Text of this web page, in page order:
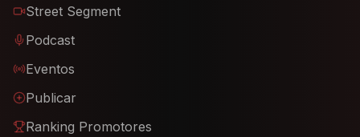
Street Segment
Podcast
Eventos
Publicar
Ranking Promotores